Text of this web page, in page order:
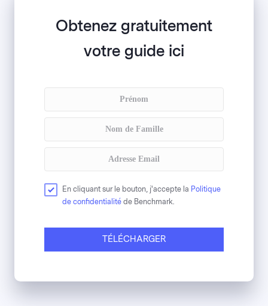
Obtenez gratuitement
votre guide ici
En cliquant sur le bouton, j'accepte la Politique
de confidentialité de Benchmark.
TÉLÉCHARGER